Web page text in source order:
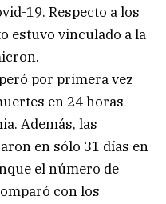
19. Respecto a los
estuvo vinculado a la
por primera vez
en 24 horas
Además, las
en sólo 31 días en
el número de
con los